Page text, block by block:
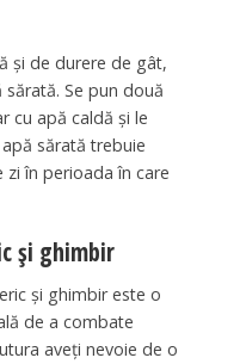
şi de durere de gât,
Se pun două
cu apă caldă şi le
sărată trebuie
în perioada în care
şi ghimbir
şi ghimbir este o
de a combate
aveţi nevoie de o